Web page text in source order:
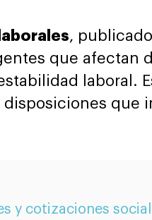
,
que afectan
laboral.
que
y cotizaciones